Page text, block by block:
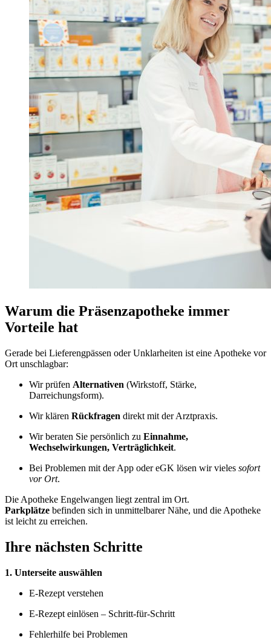
Warum die Präsenzapotheke immer
Vorteile hat
Gerade bei Lieferengpässen oder Unklarheiten ist eine Apotheke vor
Ort unschlagbar:
Wir prüfen Alternativen (Wirkstoff, Stärke,
Darreichungsform).
Wir klären Rückfragen direkt mit der Arztpraxis.
Wir beraten Sie persönlich zu Einnahme,
Wechselwirkungen, Verträglichkeit.
Bei Problemen mit der App oder eGK lösen wir vieles sofort
vor Ort.
Die Apotheke Engelwangen liegt zentral im Ort.
Parkplätze befinden sich in unmittelbarer Nähe, und die Apotheke
ist leicht zu erreichen.
Ihre nächsten Schritte
1. Unterseite auswählen
E-Rezept verstehen
E-Rezept einlösen – Schritt-für-Schritt
Fehlerhilfe bei Problemen